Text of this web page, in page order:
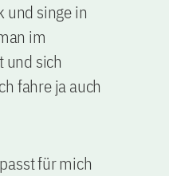
und singe in
im
und sich
fahre ja auch
für mich